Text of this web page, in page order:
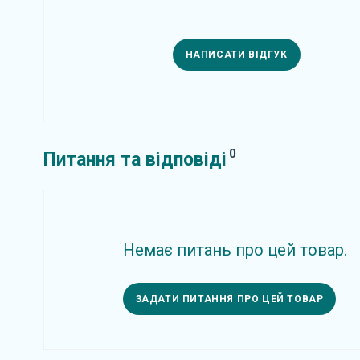
НАПИСАТИ ВІДГУК
Питання та відповіді 0
Немає питань про цей товар.
ЗАДАТИ ПИТАННЯ ПРО ЦЕЙ ТОВАР